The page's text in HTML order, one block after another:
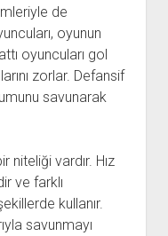
de
oyunun
oyuncuları gol
zorlar. Defansif
savunarak
vardır. Hız
ve farklı
kullanır.
savunmayı